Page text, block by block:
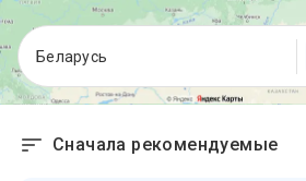
Беларусь
Сначала рекомендуемые